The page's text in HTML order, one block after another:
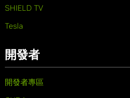
SHIELD TV
Tesla
開發者
開發者專區